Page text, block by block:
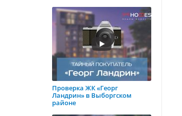
Проверка ЖК «Георг
Ландрин» в Выборгском
районе